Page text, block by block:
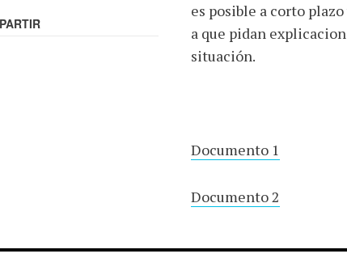
es posible a corto
a que pidan
situación.
Documento 1
Documento 2